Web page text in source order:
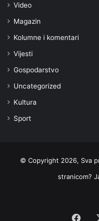
Video
Magazin
Kolumne i komentari
Vijesti
Gospodarstvo
Uncategorized
Kultura
Sport
© Copyright 2026, Sva
stranicom?